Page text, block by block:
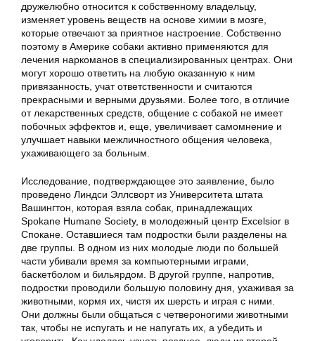
дружелюбно относится к собственному владельцу,
изменяет уровень веществ на основе химии в мозге,
которые отвечают за приятное настроение. Собственно
поэтому в Америке собаки активно применяются для
лечения наркоманов в специализированных центрах. Они
могут хорошо ответить на любую оказанную к ним
привязанность, учат ответственности и считаются
прекрасными и верными друзьями. Более того, в отличие
от лекарственных средств, общение с собакой не имеет
побочных эффектов и, еще, увеличивает самомнение и
улучшает навыки межличностного общения человека,
ухаживающего за больным.
Исследование, подтверждающее это заявление, было
проведено Линдси Эллсворт из Университета штата
Вашингтон, которая взяла собак, принадлежащих
Spokane Humane Society, в молодежный центр Excelsior в
Спокане. Оставшиеся там подростки были разделены на
две группы. В одном из них молодые люди по большей
части убивали время за компьютерными играми,
баскетболом и бильярдом. В другой группе, напротив,
подростки проводили большую половину дня, ухаживая за
животными, кормя их, чистя их шерсть и играя с ними.
Они должны были общаться с четвероногими животными
так, чтобы не испугать и не напугать их, а убедить и